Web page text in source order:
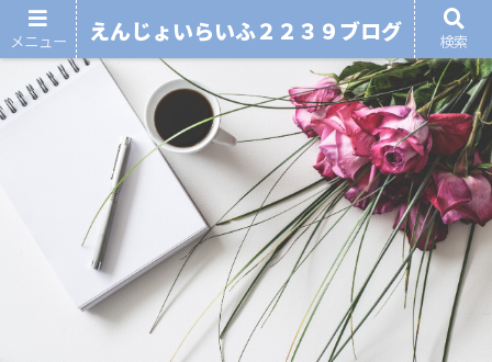
メニュー えんじょいらいふ２２３９ブログ 検索